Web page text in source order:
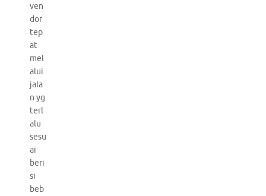
ven
dor
tep
at
mel
alui
jala
n yg
terl
alu
sesu
ai
beri
si
beb